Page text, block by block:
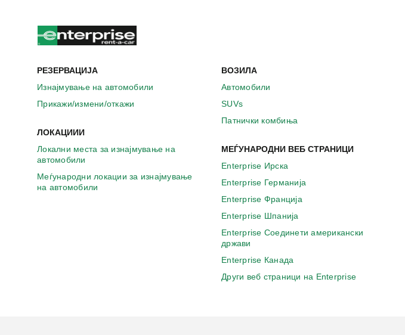
РЕЗЕРВАЦИЈА
Изнајмување на автомобили
Прикажи/измени/откажи
ЛОКАЦИИИ
Локални места за изнајмување на
автомобили
Меѓународни локации за изнајмување
на автомобили
ВОЗИЛА
Автомобили
SUVs
Патнички комбиња
МЕЃУНАРОДНИ ВЕБ СТРАНИЦИ
Enterprise Ирска
Enterprise Германија
Enterprise Франција
Enterprise Шпанија
Enterprise Соединети американски
држави
Enterprise Канада
Други веб страници на Enterprise